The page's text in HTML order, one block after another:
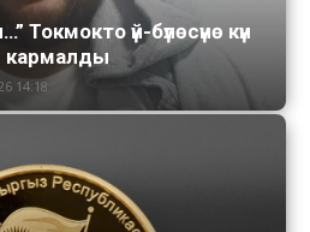
Токмокто үй-бүлөсүнө күн
кармалды
14:18